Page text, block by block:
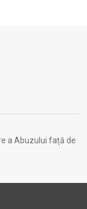
a Abuzului față de